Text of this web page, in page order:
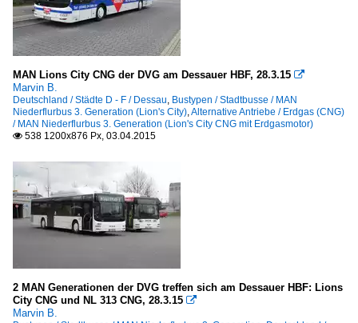
MAN Lions City CNG der DVG am Dessauer HBF, 28.3.15 
Marvin B.
Deutschland / Städte D - F / Dessau, Bustypen / Stadtbusse / MAN
Niederflurbus 3. Generation (Lion's City),Alternative Antriebe / Erdgas (CNG)
/ MAN Niederflurbus 3. Generation (Lion's City CNG mit Erdgasmotor)
 538 1200x876 Px, 03.04.2015
2 MAN Generationen der DVG treffen sich am Dessauer HBF: Lions
City CNG und NL 313 CNG, 28.3.15 
Marvin B.